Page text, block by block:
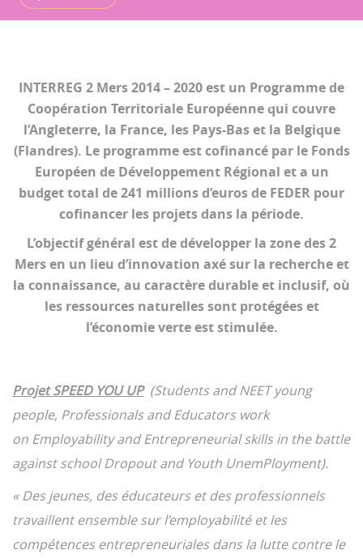
INTERREG 2 Mers 2014 – 2020 est un Programme de
Coopération Territoriale Européenne qui couvre
l’Angleterre, la France, les Pays-Bas et la Belgique
(Flandres). Le programme est cofinancé par le Fonds
Européen de Développement Régional et a un
budget total de 241 millions d’euros de FEDER pour
cofinancer les projets dans la période.
L’objectif général est de développer la zone des 2
Mers en un lieu d’innovation axé sur la recherche et
la connaissance, au caractère durable et inclusif, où
les ressources naturelles sont protégées et
l’économie verte est stimulée.
Projet SPEED YOU UP(Students and NEET young
people, Professionals and Educators work
on Employability and Entrepreneurial skills in the battle
against school Dropout and Youth UnemPloyment).
« Des jeunes, des éducateurs et des professionnels
travaillent ensemble sur l’employabilité et les
compétences entrepreneuriales dans la lutte contre le